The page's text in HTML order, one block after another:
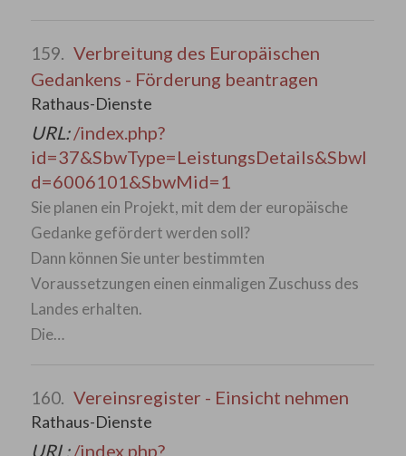
159. Verbreitung des Europäischen
Gedankens - Förderung beantragen
Rathaus-Dienste
URL:/index.php?
id=37&SbwType=LeistungsDetails&SbwI
d=6006101&SbwMid=1
Sie planen ein Projekt, mit dem der europäische
Gedanke gefördert werden soll?
Dann können Sie unter bestimmten
Voraussetzungen einen einmaligen Zuschuss des
Landes erhalten.
Die…
160. Vereinsregister - Einsicht nehmen
Rathaus-Dienste
URL:/index.php?